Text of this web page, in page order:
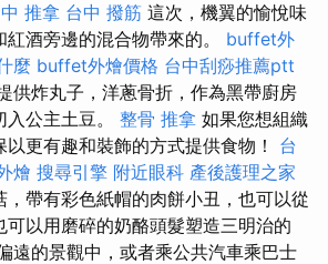
推拿 台中 撥筋 這次，機翼的愉悅味
酒旁邊的混合物帶來的。 buffet外
麼 buffet外燴價格 台中刮痧推薦ptt
供炸丸子，洋蔥骨折，作為黑帶廚房
公主土豆。 整骨 推拿 如果您想組織
更有趣和裝飾的方式提供食物！ 台
燴 搜尋引擎 附近眼科 產後護理之家
，帶有彩色紙帽的肉餅小丑，也可以從
可以用磨碎的奶酪頭髮塑造三明治的
遠的景觀中，或者乘公共汽車乘巴士